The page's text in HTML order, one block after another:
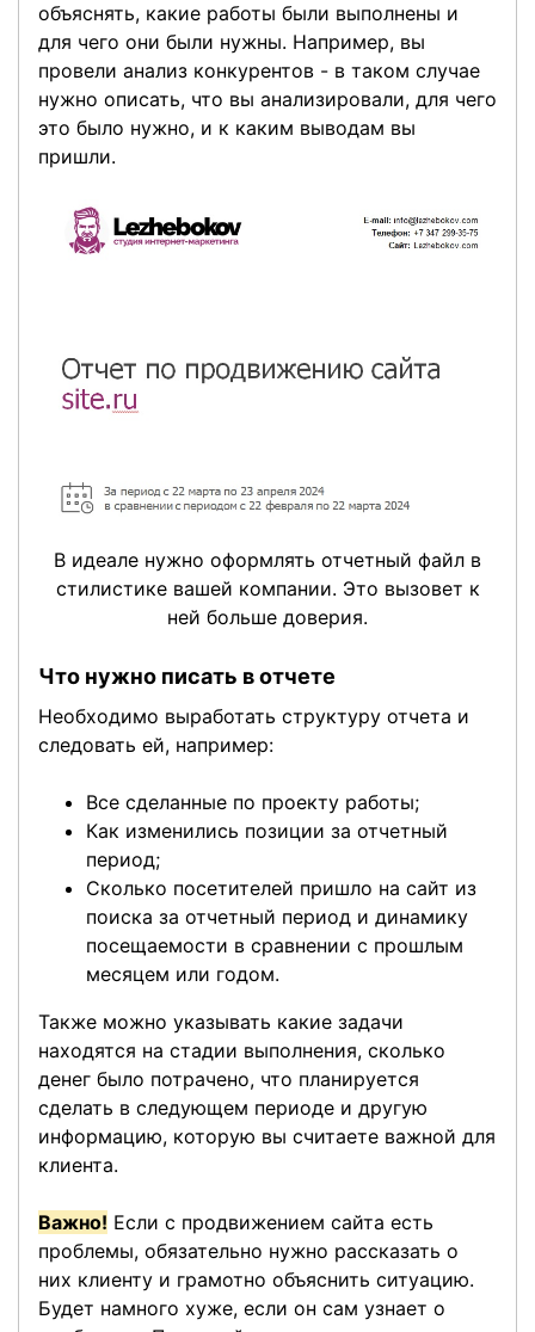
объяснять, какие работы были выполнены и
для чего они были нужны. Например, вы
провели анализ конкурентов - в таком случае
нужно описать, что вы анализировали, для чего
это было нужно, и к каким выводам вы
пришли.
В идеале нужно оформлять отчетный файл в
стилистике вашей компании. Это вызовет к
ней больше доверия.
Что нужно писать в отчете
Необходимо выработать структуру отчета и
следовать ей, например:
Все сделанные по проекту работы;
Как изменились позиции за отчетный
период;
Сколько посетителей пришло на сайт из
поиска за отчетный период и динамику
посещаемости в сравнении с прошлым
месяцем или годом.
Также можно указывать какие задачи
находятся на стадии выполнения, сколько
денег было потрачено, что планируется
сделать в следующем периоде и другую
информацию, которую вы считаете важной для
клиента.
Важно! Если с продвижением сайта есть
проблемы, обязательно нужно рассказать о
них клиенту и грамотно объяснить ситуацию.
Будет намного хуже, если он сам узнает о